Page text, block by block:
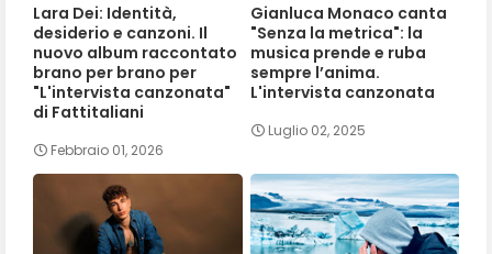
Lara Dei: Identità,
desiderio e canzoni. Il
nuovo album raccontato
brano per brano per
"L'intervista canzonata"
di Fattitaliani
Febbraio 01, 2026
Gianluca Monaco canta
"Senza la metrica": la
musica prende e ruba
sempre l’anima.
L'intervista canzonata
Luglio 02, 2025